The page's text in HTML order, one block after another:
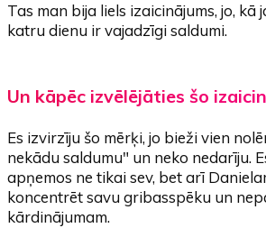
Tas man bija liels izaicinājums, jo, kā
katru dienu ir vajadzīgi saldumi.
Un kāpēc izvēlējāties šo
Es izvirzīju šo mērķi, jo bieži vien
nekādu saldumu" un neko nedarīju.
apņemos ne tikai sev, bet arī
koncentrēt savu gribasspēku un
kārdinājumam.